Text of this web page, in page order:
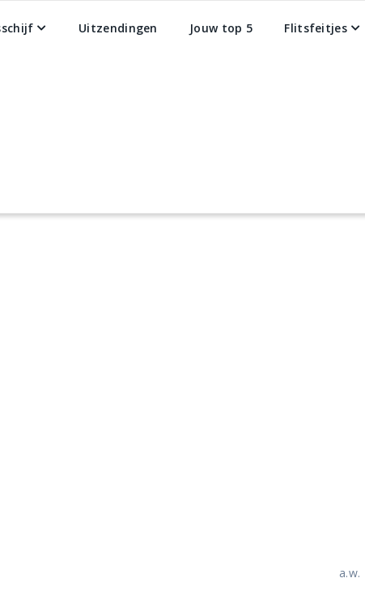
Uitzendingen Jouw top 5 Flitsfeitjes
a.w.